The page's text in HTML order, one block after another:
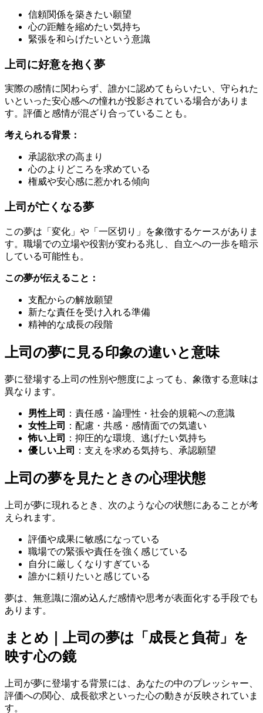
信頼関係を築きたい願望
心の距離を縮めたい気持ち
緊張を和らげたいという意識
上司に好意を抱く夢
実際の感情に関わらず、誰かに認めてもらいたい、守られた
いといった安心感への憧れが投影されている場合がありま
す。評価と感情が混ざり合っていることも。
考えられる背景：
承認欲求の高まり
心のよりどころを求めている
権威や安心感に惹かれる傾向
上司が亡くなる夢
この夢は「変化」や「一区切り」を象徴するケースがありま
す。職場での立場や役割が変わる兆し、自立への一歩を暗示
している可能性も。
この夢が伝えること：
支配からの解放願望
新たな責任を受け入れる準備
精神的な成長の段階
上司の夢に見る印象の違いと意味
夢に登場する上司の性別や態度によっても、象徴する意味は
異なります。
男性上司
：責任感・論理性・社会的規範への意識
女性上司
：配慮・共感・感情面での気遣い
怖い上司
：抑圧的な環境、逃げたい気持ち
優しい上司
：支えを求める気持ち、承認願望
上司の夢を見たときの心理状態
上司が夢に現れるとき、次のような心の状態にあることが考
えられます。
評価や成果に敏感になっている
職場での緊張や責任を強く感じている
自分に厳しくなりすぎている
誰かに頼りたいと感じている
夢は、無意識に溜め込んだ感情や思考が表面化する手段でも
あります。
まとめ｜上司の夢は「成長と負荷」を
映す心の鏡
上司が夢に登場する背景には、あなたの中のプレッシャー、
評価への関心、成長欲求といった心の動きが反映されていま
す。